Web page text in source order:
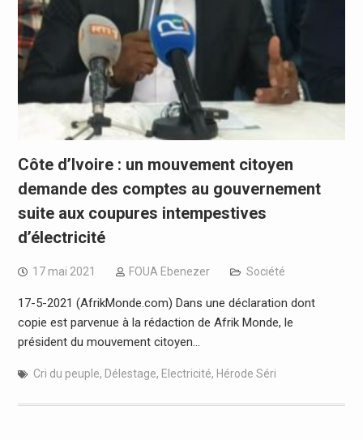
Côte d’Ivoire : un mouvement citoyen
demande des comptes au gouvernement
suite aux coupures intempestives
d’électricité
17 mai 2021 FOUA Ebenezer Société
17-5-2021 (AfrikMonde.com) Dans une déclaration dont
copie est parvenue à la rédaction de Afrik Monde, le
président du mouvement citoyen…
Cri du peuple, Délestage, Electricité, Hérode Séri